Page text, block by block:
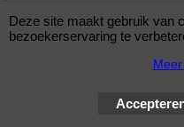
Deze site maakt gebruik van
bezoekerservaring te